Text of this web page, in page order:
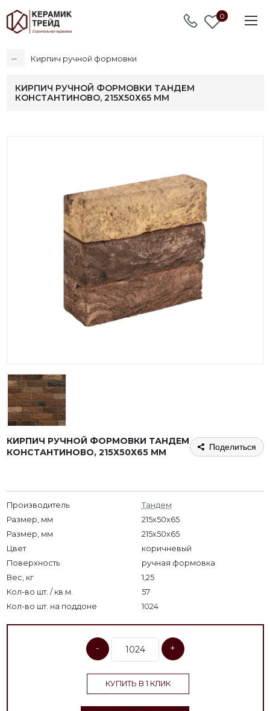
0
... Кирпич ручной формовки
КИРПИЧ РУЧНОЙ ФОРМОВКИ ТАНДЕМ
КОНСТАНТИНОВО, 215Х50Х65 ММ
КИРПИЧ РУЧНОЙ ФОРМОВКИ ТАНДЕМ
КОНСТАНТИНОВО, 215Х50Х65 ММ
Поделиться
Производитель
Тандем
Размер, мм
215x50x65
Размер, мм
215х50х65
Цвет
коричневый
Поверхность
ручная формовка
Вес, кг
1,25
Кол-во шт. / кв.м.
57
Кол-во шт. на поддоне
1024
- +
КУПИТЬ В 1 КЛИК